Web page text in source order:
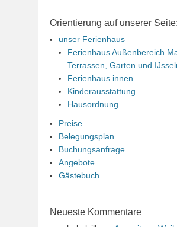
Orientierung auf unserer Seite:
unser Ferienhaus
Ferienhaus Außenbereich
Terrassen, Garten und
Ferienhaus innen
Kinderausstattung
Hausordnung
Preise
Belegungsplan
Buchungsanfrage
Angebote
Gästebuch
Neueste Kommentare